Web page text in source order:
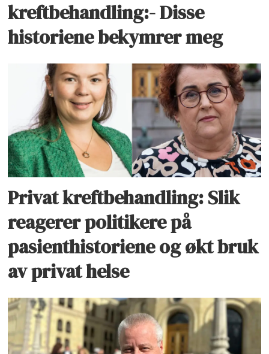
kreftbehandling:- Disse
historiene bekymrer meg
Privat kreftbehandling: Slik
reagerer politikere på
pasienthistoriene og økt bruk
av privat helse